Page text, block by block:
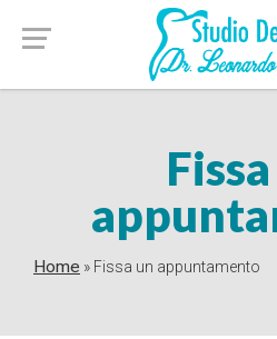
Home » Fissa un appuntamento